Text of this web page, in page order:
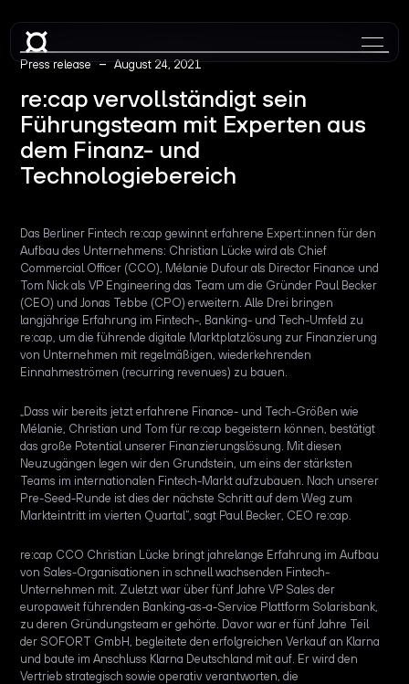
Press release – August 24, 2021
re:cap vervollständigt sein
Führungsteam mit Experten aus
dem Finanz- und
Technologiebereich
Das Berliner Fintech re:cap gewinnt erfahrene Expert:innen für den
Aufbau des Unternehmens: Christian Lücke wird als Chief
Commercial Officer (CCO), Mélanie Dufour als Director Finance und
Tom Nick als VP Engineering das Team um die Gründer Paul Becker
(CEO) und Jonas Tebbe (CPO) erweitern. Alle Drei bringen
langjährige Erfahrung im Fintech-, Banking- und Tech-Umfeld zu
re:cap, um die führende digitale Marktplatzlösung zur Finanzierung
von Unternehmen mit regelmäßigen, wiederkehrenden
Einnahmeströmen (recurring revenues) zu bauen.
„Dass wir bereits jetzt erfahrene Finance- und Tech-Größen wie
Mélanie, Christian und Tom für re:cap begeistern können, bestätigt
das große Potential unserer Finanzierungslösung. Mit diesen
Neuzugängen legen wir den Grundstein, um eins der stärksten
Teams im internationalen Fintech-Markt aufzubauen. Nach unserer
Pre-Seed-Runde ist dies der nächste Schritt auf dem Weg zum
Markteintritt im vierten Quartal“, sagt Paul Becker, CEO re:cap.
re:cap CCO Christian Lücke bringt jahrelange Erfahrung im Aufbau
von Sales-Organisationen in schnell wachsenden Fintech-
Unternehmen mit. Zuletzt war über fünf Jahre VP Sales der
europaweit führenden Banking-as-a-Service Plattform Solarisbank,
zu deren Gründungsteam er gehörte. Davor war er fünf Jahre Teil
der SOFORT GmbH, begleitete den erfolgreichen Verkauf an Klarna
und baute im Anschluss Klarna Deutschland mit auf. Er wird den
Vertrieb strategisch sowie operativ verantworten, die